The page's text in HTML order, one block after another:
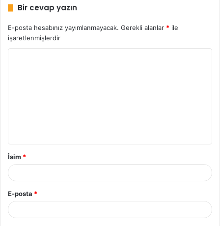
Bir cevap yazın
E-posta hesabınız yayımlanmayacak. Gerekli alanlar * ile
işaretlenmişlerdir
İsim *
E-posta *